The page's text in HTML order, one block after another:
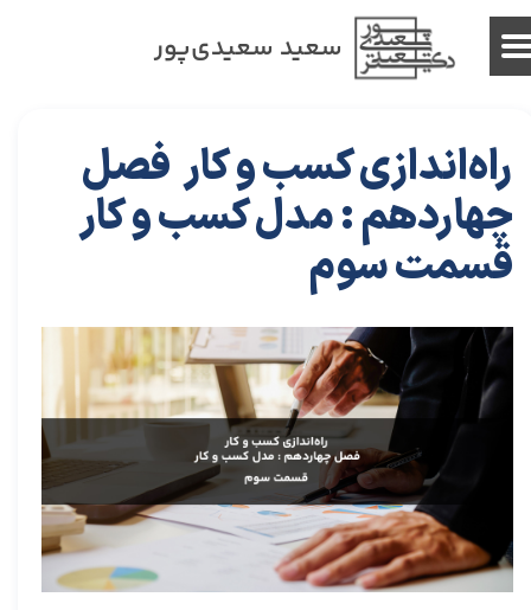
سعید سعیدی‌پور
راه‌اندازی کسب و کار فصل
چهاردهم : مدل کسب و کار
قسمت سوم